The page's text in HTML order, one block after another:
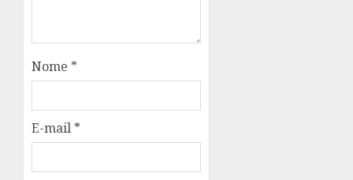
Nome *
E-mail *